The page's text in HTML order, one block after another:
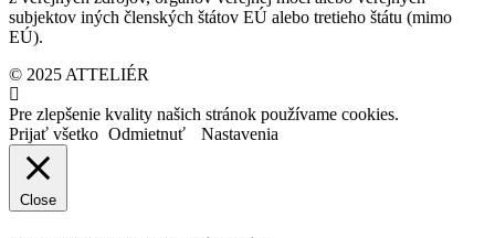
subjektov iných členských štátov EÚ alebo tretieho štátu (mimo
EÚ).
© 2025 ATTELIÉR
Pre zlepšenie kvality našich stránok používame cookies.
Prijať všetko Odmietnuť Nastavenia
Close